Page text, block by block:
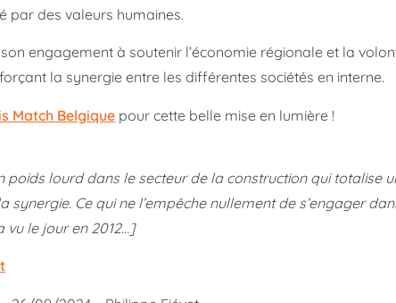
par des valeurs humaines.
engagement à soutenir l’économie régionale et la
la synergie entre les différentes sociétés en interne.
Match Belgique pour cette belle mise en lumière !
poids lourd dans le secteur de la construction qui totalise
synergie. Ce qui ne l’empêche nullement de s’engager
vu le jour en 2012…]